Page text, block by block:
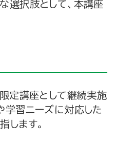
選択肢として、本講座
定講座として継続実施
学習ニーズに対応した
します。